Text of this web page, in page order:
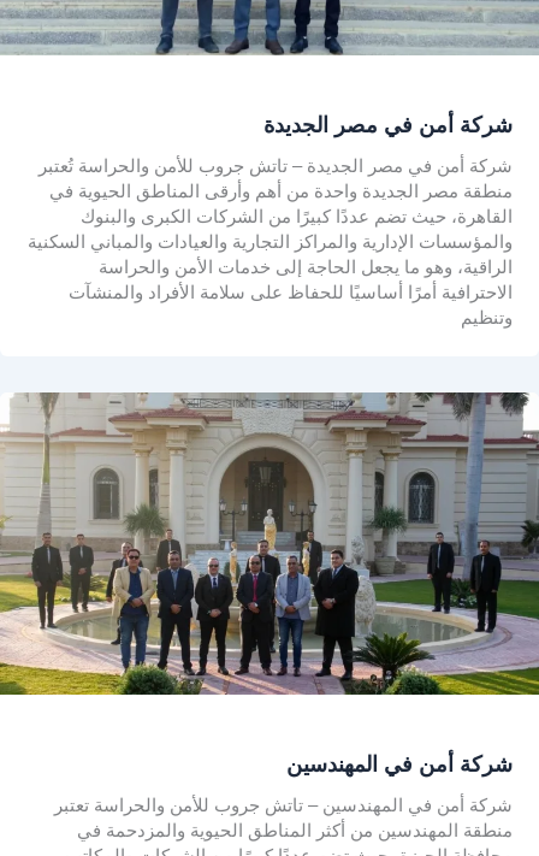
شركة أمن في مصر الجديدة
شركة أمن في مصر الجديدة – تاتش جروب للأمن والحراسة تُعتبر
منطقة مصر الجديدة واحدة من أهم وأرقى المناطق الحيوية في
القاهرة، حيث تضم عددًا كبيرًا من الشركات الكبرى والبنوك
والمؤسسات الإدارية والمراكز التجارية والعيادات والمباني السكنية
الراقية، وهو ما يجعل الحاجة إلى خدمات الأمن والحراسة
الاحترافية أمرًا أساسيًا للحفاظ على سلامة الأفراد والمنشآت
وتنظيم
شركة أمن في المهندسين
شركة أمن في المهندسين – تاتش جروب للأمن والحراسة تعتبر
منطقة المهندسين من أكثر المناطق الحيوية والمزدحمة في